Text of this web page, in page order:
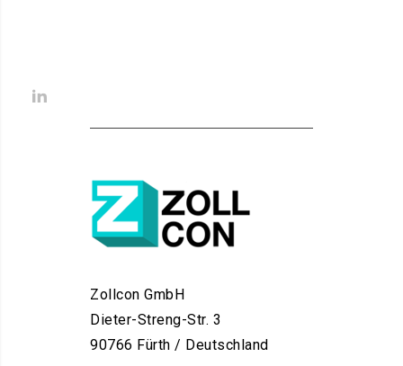
Zollcon GmbH
Dieter-Streng-Str. 3
90766 Fürth / Deutschland